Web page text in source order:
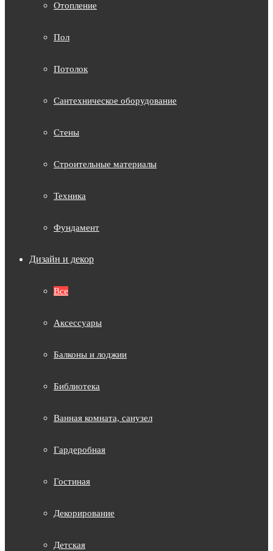
Отопление
Пол
Потолок
Сантехническое оборудование
Стены
Строительные материалы
Техника
Фундамент
Дизайн и декор
Все
Аксессуары
Балконы и лоджии
Библиотека
Ванная комната, санузел
Гардеробная
Гостиная
Декорирование
Детская